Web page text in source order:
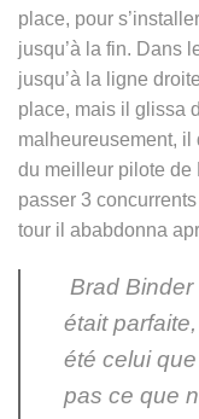
place, pour
jusqu’à la fin. Dans
jusqu’à la ligne
place, mais il glissa
malheureusement, il
du meilleur pilote de
passer 3
tour il ababdonna
Brad Binder
était
été celui
pas ce que